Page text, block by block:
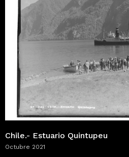
Chile.- Estuario Quintupeu
Octubre 2021